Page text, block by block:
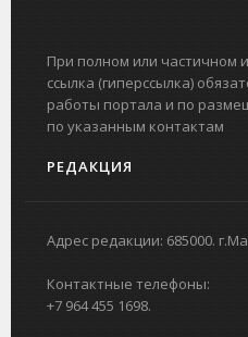
При полном или частичном
ссылка (гиперссылка)
работы портала и по
по указанным контактам
РЕДАКЦИЯ
Адрес редакции: 685000.
Контактные телефоны:
+7 964 455 1698.